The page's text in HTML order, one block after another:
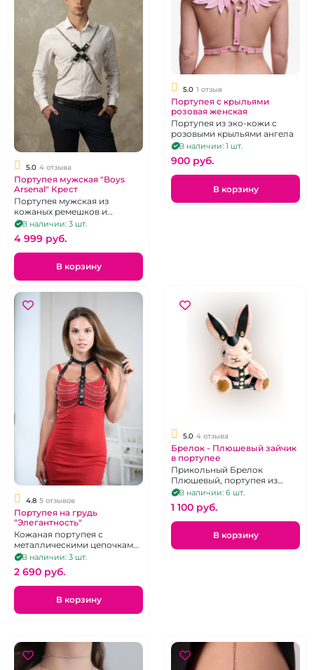
5.0 4 отзыва
Портупея мужская "Boys
Arsenal" Крест
Портупея мужская из
кожаных ремешков и
металлических цепей
В наличии: 3 шт.
4 999 pуб.
В корзину
5.0 1 отзыв
Портупея с крыльями
розовая женская
Портупея из эко-кожи с
розовыми крыльями ангела
В наличии: 1 шт.
900 pуб.
В корзину
4.8 5 отзывов
Портупея на грудь
"Элегантность"
Кожаная портупея с
металлическими цепочками
на груди
В наличии: 3 шт.
2 690 pуб.
В корзину
5.0 4 отзыва
Брелок - Плюшевый зайчик
в портупее
Прикольный Брелок
Плюшевый, портупея из
натуральной кожи, высота 18
см, с карабином и кольцом
В наличии: 6 шт.
1 100 pуб.
В корзину